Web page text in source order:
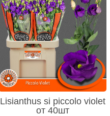
Lisianthus si piccolo violet
от 40шт